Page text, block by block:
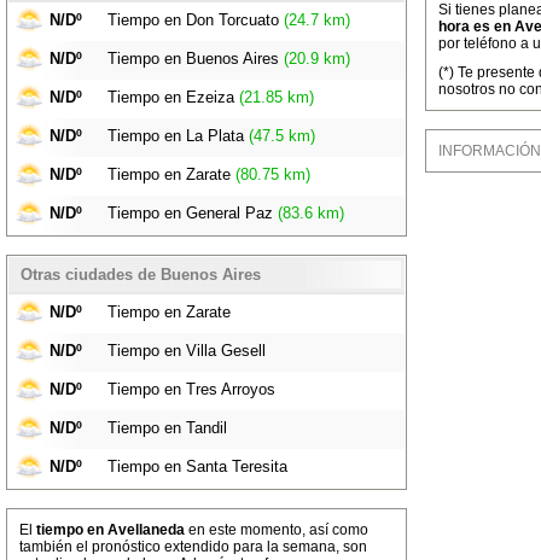
N/Dº Tiempo en Don Torcuato (24.7 km)
N/Dº Tiempo en Buenos Aires (20.9 km)
N/Dº Tiempo en Ezeiza(21.85 km)
N/Dº Tiempo en La Plata(47.5 km)
N/Dº Tiempo en Zarate (80.75 km)
N/Dº Tiempo en General Paz (83.6 km)
Otras ciudades de Buenos Aires
N/Dº Tiempo en Zarate
N/Dº Tiempo en Villa Gesell
N/Dº Tiempo en Tres Arroyos
N/Dº Tiempo en Tandil
N/Dº Tiempo en Santa Teresita
El tiempo en Avellaneda en este momento, así como
también el pronóstico extendido para la semana, son
Si tienes
hora es en
por teléfono a
(*) Te
nosotros no